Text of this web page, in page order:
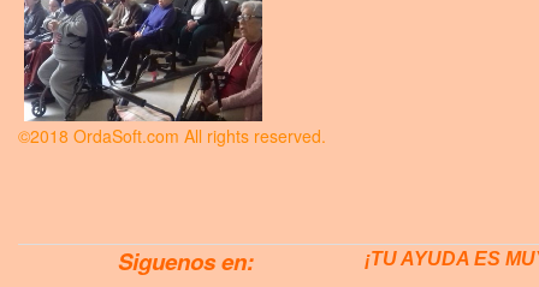
©2018 OrdaSoft.com All rights reserved.
Siguenos en:
¡TU AYUDA ES